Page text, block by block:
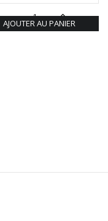
AJOUTER AU PANIER